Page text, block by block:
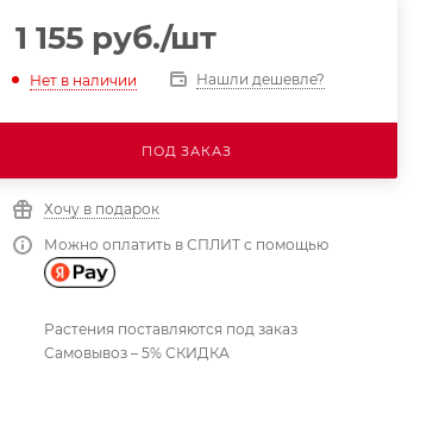
1 155руб./шт
Нет в наличии Нашли дешевле?
ПОД ЗАКАЗ
Хочу в подарок
Можно оплатить в СПЛИТ с помощью
Растения поставляются под заказ
Самовывоз – 5% СКИДКА